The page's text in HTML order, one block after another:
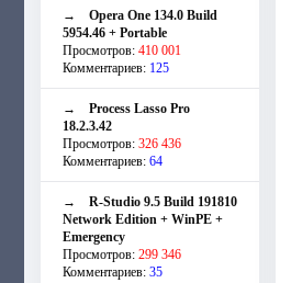
→ Opera One 134.0 Build
5954.46 + Portable
Просмотров: 410 001
Комментариев: 125
→ Process Lasso Pro
18.2.3.42
Просмотров: 326 436
Комментариев: 64
→ R-Studio 9.5 Build 191810
Network Edition + WinPE +
Emergency
Просмотров: 299 346
Комментариев: 35